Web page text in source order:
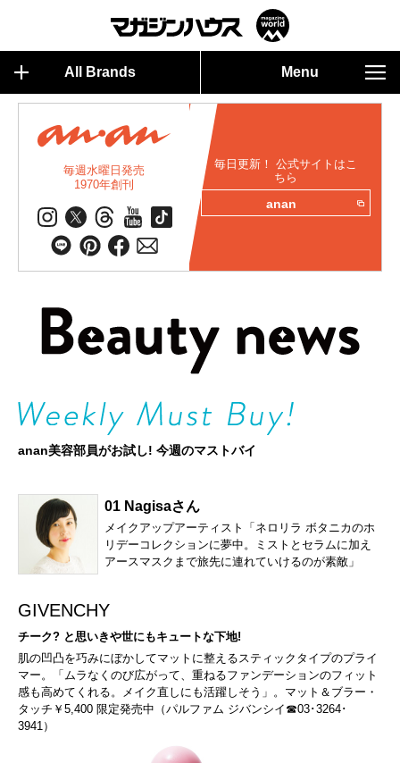
All Brands Menu
毎週水曜日発売
1970年創刊
毎日更新！ 公式サイトはこ
ちら
anan
anan美容部員がお試し! 今週のマストバイ
01 Nagisaさん
メイクアップアーティスト「ネロリラ ボタニカのホ
リデーコレクションに夢中。ミストとセラムに加え
アースマスクまで旅先に連れていけるのが素敵」
GIVENCHY
チーク? と思いきや世にもキュートな下地!
肌の凹凸を巧みにぼかしてマットに整えるスティックタイプのプライ
マー。「ムラなくのび広がって、重ねるファンデーションのフィット
感も高めてくれる。メイク直しにも活躍しそう」。マット＆ブラー・
タッチ￥5,400 限定発売中（パルファム ジバンシイ☎03･3264･
3941）